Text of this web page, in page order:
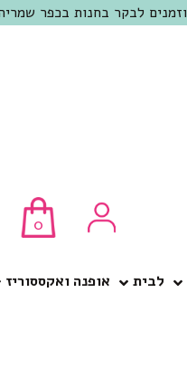
0
לבית אופנה ואקססוריז